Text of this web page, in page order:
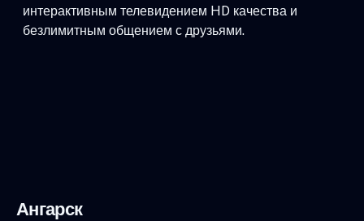
интерактивным телевидением HD качества и
безлимитным общением с друзьями.
Ангарск